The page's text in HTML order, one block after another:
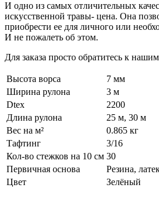
И одно из самых отличительных
искусственной травы- цена. Она
приобрести ее для личного или
И не пожалеть об этом.
Для заказа просто обратитесь к
Высота ворса
7 мм
Ширина рулона
3 м
Dtex
2200
Длина рулона
25 м, 30 м
Вес на м²
0.865 кг
Тафтинг
3/16
Кол-во стежков на 10 см 30
Первичная основа
Резина,
Цвет
Зелёный